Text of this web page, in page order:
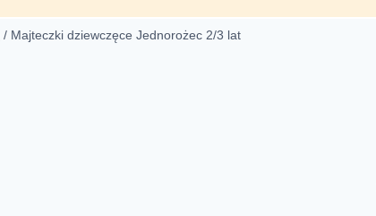
/ Majteczki dziewczęce Jednorożec 2/3 lat